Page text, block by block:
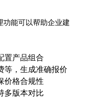
功能可以帮助企业建
置产品组合
等，生成准确报价
价格合规性
多版本对比